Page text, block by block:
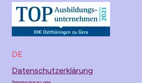
DE
Datenschutzerklärung